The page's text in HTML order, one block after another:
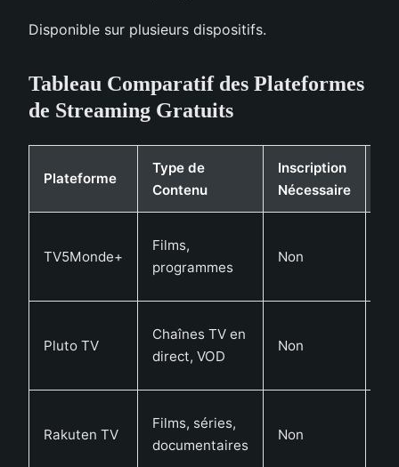
Disponible sur plusieurs dispositifs.
Tableau Comparatif des Plateformes
de Streaming Gratuits
Plateforme
Type de
Contenu
Inscription
Nécessaire
TV5Monde+
Films,
programmes
Non
Pluto TV
Chaînes TV en
direct, VOD
Non
Rakuten TV
Films, séries,
documentaires
Non